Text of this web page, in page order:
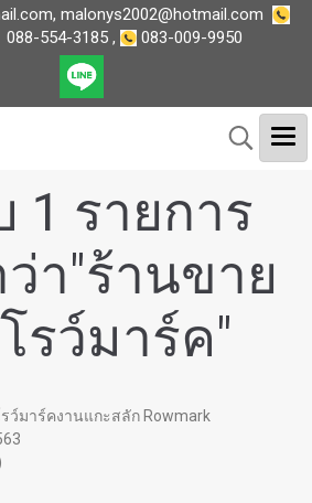
, malonys2002@hotmail.com
088-554-3185, 083-009-9950
1 รายการ
า"ร้านขาย
รว์มาร์ค"
ว์มาร์คงานแกะสลัก Rowmark